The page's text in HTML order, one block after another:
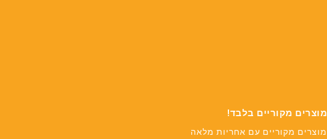
מוצרים מקוריים בלבד!
מוצרים מקוריים עם אחריות מלאה